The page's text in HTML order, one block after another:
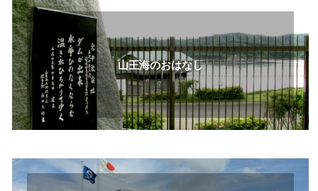
山王海のおはなし